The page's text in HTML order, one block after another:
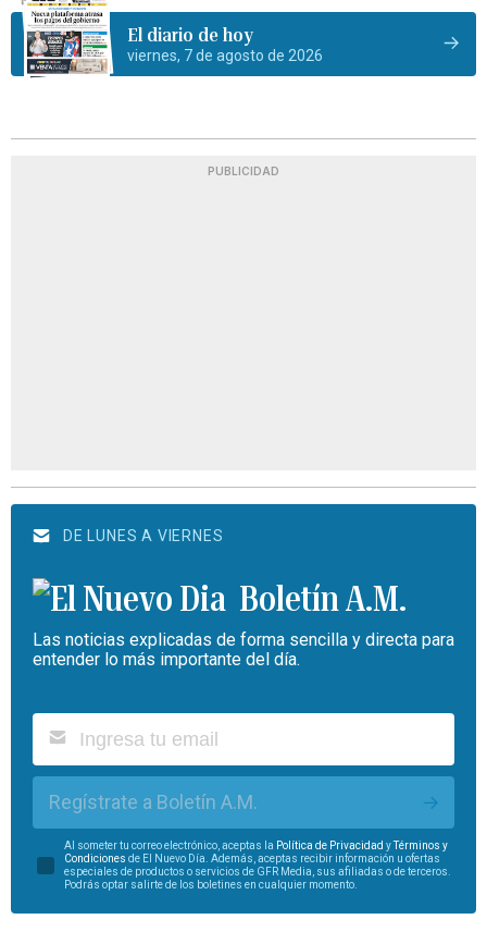
El diario de hoy
viernes, 7 de agosto de 2026
PUBLICIDAD
DE LUNES A VIERNES
Boletín A.M.
Las noticias explicadas de forma sencilla y directa para
entender lo más importante del día.
Regístrate a Boletín A.M.
Al someter tu correo electrónico, aceptas la Política de Privacidad yTérminos y
Condiciones de El Nuevo Día. Además, aceptas recibir información u ofertas
especiales de productos o servicios de GFR Media, sus afiliadas o de terceros.
Podrás optar salirte de los boletines en cualquier momento.